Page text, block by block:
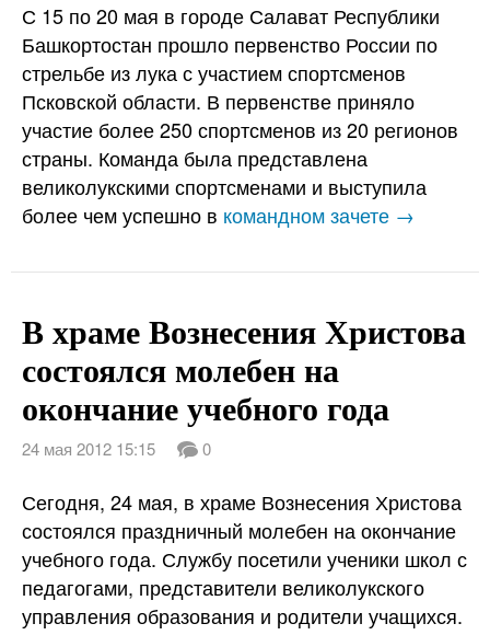
С 15 по 20 мая в городе Салават Республики
Башкортостан прошло первенство России по
стрельбе из лука с участием спортсменов
Псковской области. В первенстве приняло
участие более 250 спортсменов из 20 регионов
страны. Команда была представлена
великолукскими спортсменами и выступила
более чем успешно в командном зачете →
В храме Вознесения Христова
состоялся молебен на
окончание учебного года
24 мая 2012 15:15 0
Сегодня, 24 мая, в храме Вознесения Христова
состоялся праздничный молебен на окончание
учебного года. Службу посетили ученики школ с
педагогами, представители великолукского
управления образования и родители учащихся.